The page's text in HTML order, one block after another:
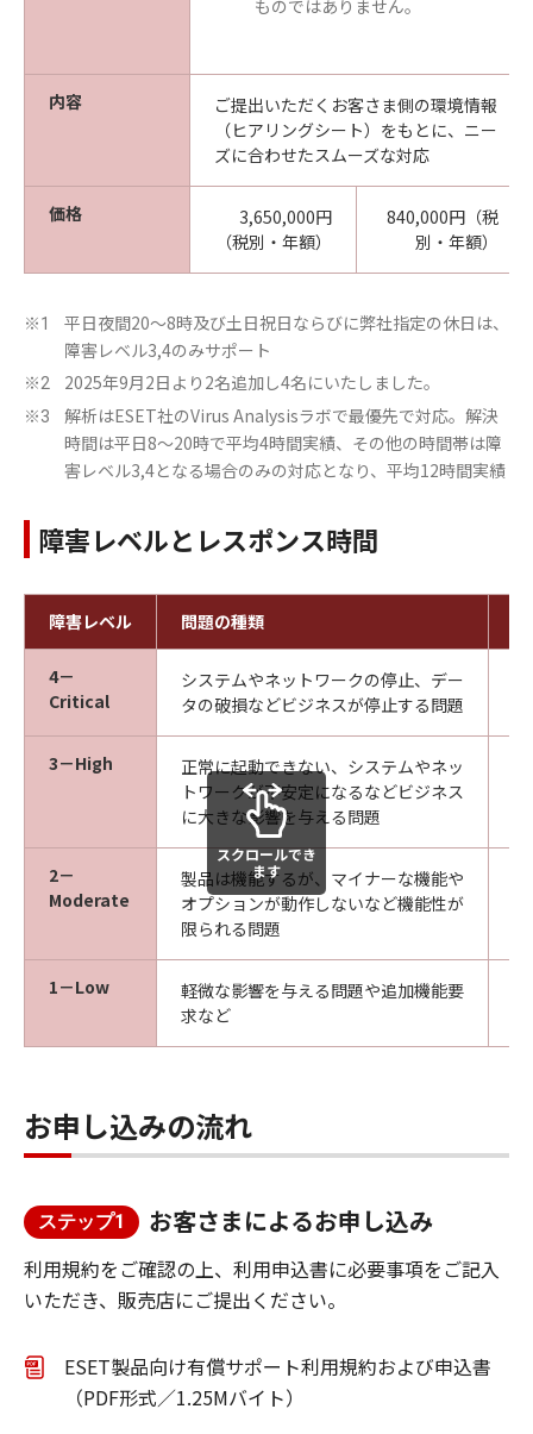
ものではありません。
内容
ご提出いただくお客さま側の環境情報
（ヒアリングシート）をもとに、ニー
ズに合わせたスムーズな対応
価格
3,650,000円
（税別・年額）
840,000円（税
別・年額）
※1
平日夜間20～8時及び土日祝日ならびに弊社指定の休日は、
障害レベル3,4のみサポート
※2 2025年9月2日より2名追加し4名にいたしました。
※3
解析はESET社のVirus Analysisラボで最優先で対応。解決
時間は平日8～20時で平均4時間実績、その他の時間帯は障
害レベル3,4となる場合のみの対応となり、平均12時間実績
障害レベルとレスポンス時間
障害レベル 問題の種類
4－
Critical
システムやネットワークの停止、デー
タの破損などビジネスが停止する問題
3－High
正常に起動できない、システムやネッ
トワークが不安定になるなどビジネス
に大きな影響を与える問題
2－
Moderate
製品は機能するが、マイナーな機能や
オプションが動作しないなど機能性が
限られる問題
1－Low
軽微な影響を与える問題や追加機能要
求など
スクロールでき
ます
お申し込みの流れ
ステップ1 お客さまによるお申し込み
利用規約をご確認の上、利用申込書に必要事項をご記入
いただき、販売店にご提出ください。
ESET製品向け有償サポート利用規約および申込書
（PDF形式／1.25Mバイト）